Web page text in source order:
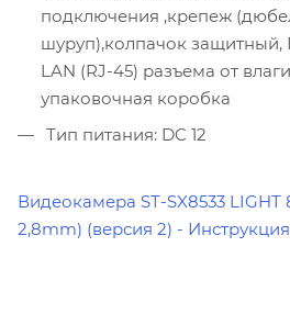
подключения ,крепеж
шуруп),колпачок защитный,
LAN (RJ-45) разъема от
упаковочная коробка
Тип питания: DC 12
Видеокамера ST-SX8533
2,8mm) (версия 2) - Инструкция